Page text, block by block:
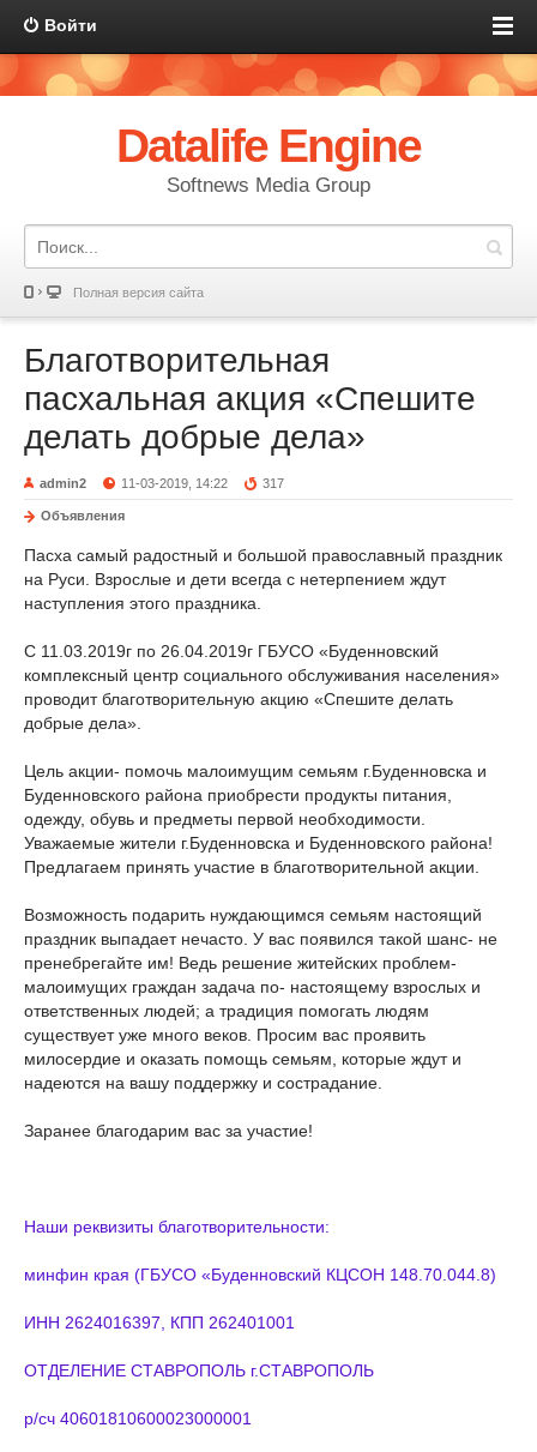
Войти
Datalife Engine
Softnews Media Group
Полная версия сайта
Благотворительная
пасхальная акция «Спешите
делать добрые дела»
admin2 11-03-2019, 14:22 317
Объявления
Пасха самый радостный и большой православный праздник
на Руси. Взрослые и дети всегда с нетерпением ждут
наступления этого праздника.
С 11.03.2019г по 26.04.2019г ГБУСО «Буденновский
комплексный центр социального обслуживания населения»
проводит благотворительную акцию «Спешите делать
добрые дела».
Цель акции- помочь малоимущим семьям г.Буденновска и
Буденновского района приобрести продукты питания,
одежду, обувь и предметы первой необходимости.
Уважаемые жители г.Буденновска и Буденновского района!
Предлагаем принять участие в благотворительной акции.
Возможность подарить нуждающимся семьям настоящий
праздник выпадает нечасто. У вас появился такой шанс- не
пренебрегайте им! Ведь решение житейских проблем-
малоимущих граждан задача по- настоящему взрослых и
ответственных людей; а традиция помогать людям
существует уже много веков. Просим вас проявить
милосердие и оказать помощь семьям, которые ждут и
надеются на вашу поддержку и сострадание.
Заранее благодарим вас за участие!
Наши реквизиты благотворительности:
минфин края (ГБУСО «Буденновский КЦСОН 148.70.044.8)
ИНН 2624016397, КПП 262401001
ОТДЕЛЕНИЕ СТАВРОПОЛЬ г.СТАВРОПОЛЬ
р/сч 40601810600023000001